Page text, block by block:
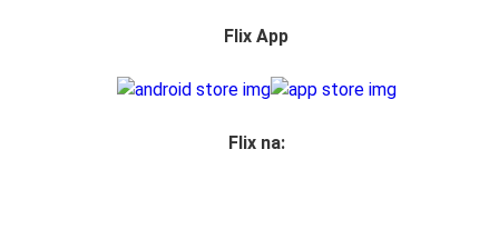
Flix App
Flix na: